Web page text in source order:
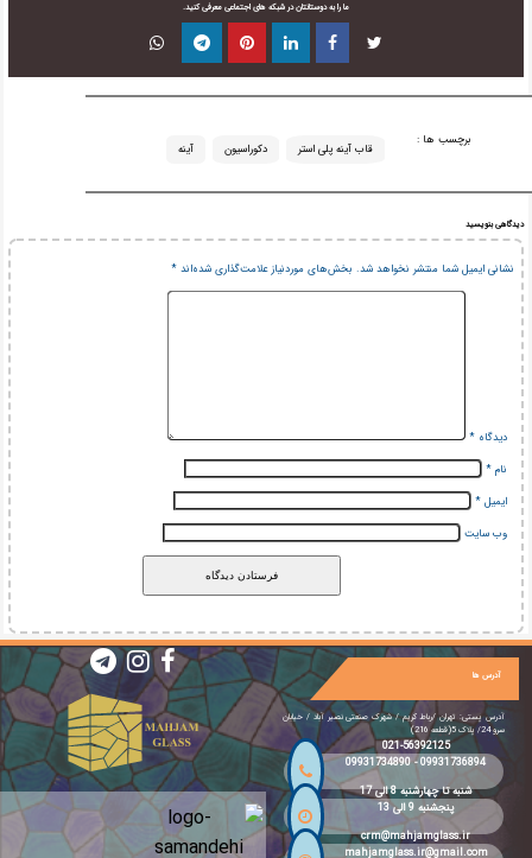
ما را به دوستانتان در شبکه های اجتماعی معرفی کنید.
برچسب ها :
آینه دکوراسیون قاب آینه پلی استر
دیدگاهی بنویسید
نشانی ایمیل شما منتشر نخواهد شد. بخش‌های موردنیاز علامت‌گذاری شده‌اند*
دیدگاه*
نام*
ایمیل*
وب‌ سایت
آدرس ها
آدرس پستی: تهران /رباط کریم / شهرک صنعتی نصیر آباد / خیابان
سرو 24/ پلاک 5(قطعه 216)
021-56392125
09931736894
-
09931734890
شنبه تا چهارشنبه 8 الی 17
پنجشنبه 9 الی 13
crm@mahjamglass.ir
mahjamglass.ir@gmail.com